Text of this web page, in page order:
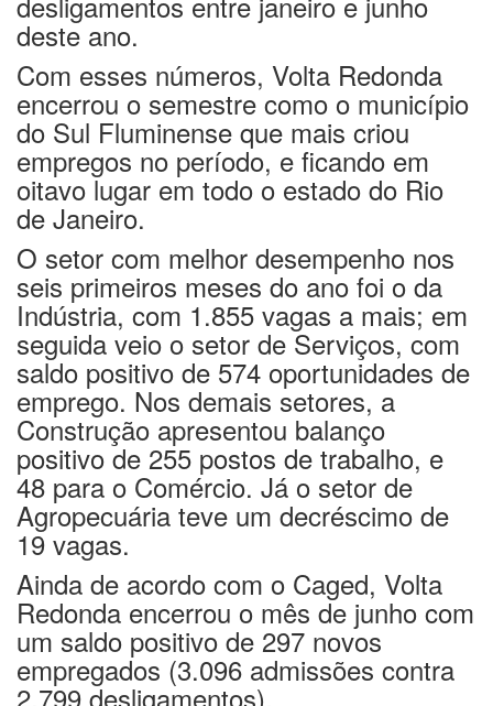
deste ano.
Com esses números, Volta Redonda
encerrou o semestre como o município
do Sul Fluminense que mais criou
empregos no período, e ficando em
oitavo lugar em todo o estado do Rio
de Janeiro.
O setor com melhor desempenho nos
seis primeiros meses do ano foi o da
Indústria, com 1.855 vagas a mais; em
seguida veio o setor de Serviços, com
saldo positivo de 574 oportunidades de
emprego. Nos demais setores, a
Construção apresentou balanço
positivo de 255 postos de trabalho, e
48 para o Comércio. Já o setor de
Agropecuária teve um decréscimo de
19 vagas.
Ainda de acordo com o Caged, Volta
Redonda encerrou o mês de junho com
um saldo positivo de 297 novos
empregados (3.096 admissões contra
2.799 desligamentos).